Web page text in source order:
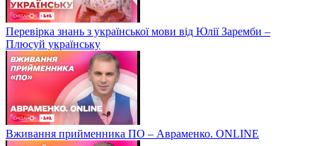
Перевірка знань з української мови від Юлії Заремби –
Плюсуй українську
Вживання прийменника ПО – Авраменко. ONLINE